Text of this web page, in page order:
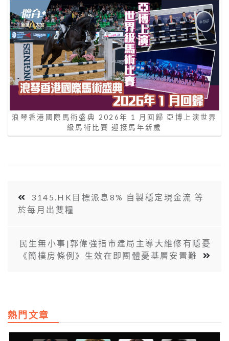
浪琴香港國際馬術盛典 2026年 1 月回歸 亞博上演世界
級馬術比賽 迎接馬年新歲
3145.HK目標派息8% 自製穩定現金流 等
於每月出雙糧
民生無小事|郭偉強指市建局主導大維修有隱憂
《簡樸房條例》生效在即團體憂基層安置難
熱門文章